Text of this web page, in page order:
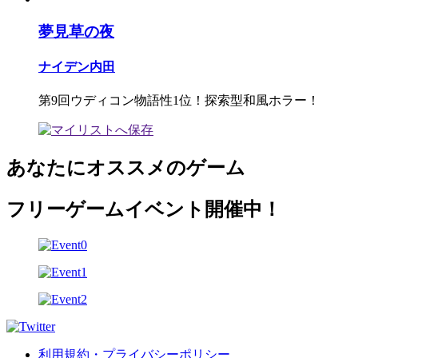
夢見草の夜
ナイデン内田
第9回ウディコン物語性1位！探索型和風ホラー！
あなたにオススメのゲーム
フリーゲームイベント開催中！
利用規約・プライバシーポリシー